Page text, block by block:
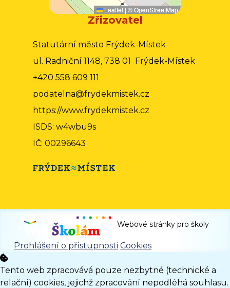
Leaflet | ©OpenStreetMap
Zřizovatel
Statutární město Frýdek-Místek
ul. Radniční 1148, 738 01 Frýdek-Místek
+420 558 609 111
podatelna@frydekmistek.cz
https://www.frydekmistek.cz
ISDS: w4wbu9s
IČ: 00296643
Webové stránky pro školy
Prohlášení o přístupnosti Cookies
Tento web zpracovává pouze nezbytné (technické a
relační) cookies, jejichž zpracování nepodléhá souhlasu.